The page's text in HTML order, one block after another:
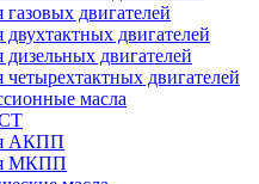
газовых двигателей
двухтактных двигателей
дизельных двигателей
четырехтактных двигателей
масла
АКПП
МКПП